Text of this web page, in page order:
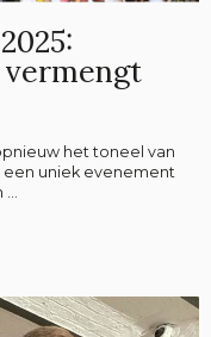
het toneel van
een uniek evenement